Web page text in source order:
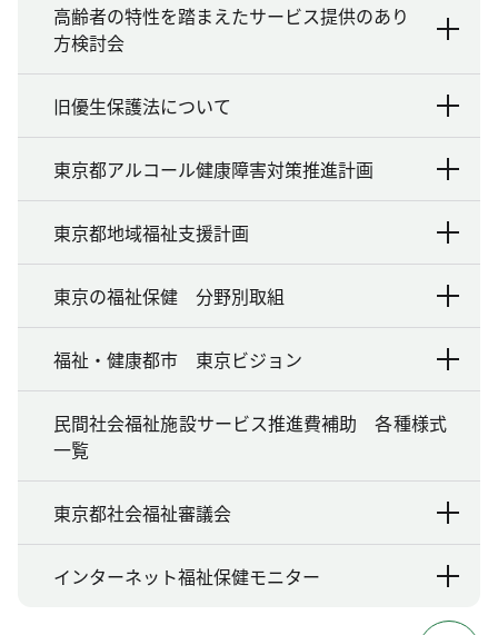
高齢者の特性を踏まえたサービス提供のあり
方検討会
旧優生保護法について
東京都アルコール健康障害対策推進計画
東京都地域福祉支援計画
東京の福祉保健 分野別取組
福祉・健康都市 東京ビジョン
民間社会福祉施設サービス推進費補助 各種様式
一覧
東京都社会福祉審議会
インターネット福祉保健モニター